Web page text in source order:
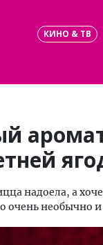
КИНО & ТВ
надоела, а
очень необычно и